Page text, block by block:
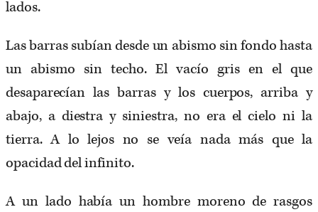
lados.
Las barras subían desde un abismo sin fondo hasta
un abismo sin techo. El vacío gris en el que
desaparecían las barras y los cuerpos, arriba y
abajo, a diestra y siniestra, no era el cielo ni la
tierra. A lo lejos no se veía nada más que la
opacidad del infinito.
A un lado había un hombre moreno de rasgos